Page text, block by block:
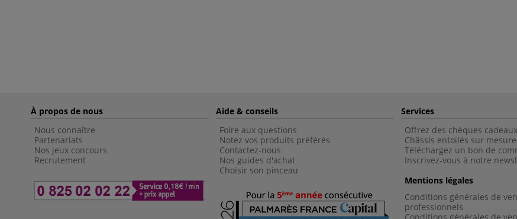
À propos de nous
Nous connaître
Partenariats
Nos jeux concours
Recrutement
Aide & conseils
Foire aux questions
Notez vos produits préférés
Contactez-nous
Nos guides d'achat
Choisir son pinceau
Services
Offrez des chèques cadeaux
Châssis entoilés sur mesure
Téléchargez un bon de
Inscrivez-vous à notre
Mentions légales
Conditions générales de
professionnels